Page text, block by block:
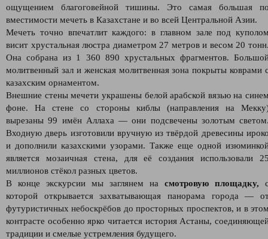
ощущением благоговейной тишины. Это самая большая
вместимости мечеть в Казахстане и во всей Центральной Азии.
Мечеть точно впечатлит каждого: в главном зале под
висит хрустальная люстра диаметром 27 метров и весом 20
Она собрана из 1 360 890 хрустальных фрагментов.
молитвенный зал и женская молитвенная зона покрыты коврами
казахским орнаментом.
Внешние стены мечети украшены белой арабской вязью на
фоне. На стене со стороны киблы (направления на
вырезаны 99 имён Аллаха — они подсвечены золотым
Входную дверь изготовили вручную из твёрдой древесины
и дополнили казахскими узорами. Также еще одной
является мозаичная стена, для её создания использовали
миллионов стёкол разных цветов.
В конце экскурсии мы заглянем на смотровую площадку,
которой открывается захватывающая панорама города —
футуристичных небоскрёбов до просторных проспектов, и в
контрасте особенно ярко читается история Астаны,
традиции и смелые устремления будущего.